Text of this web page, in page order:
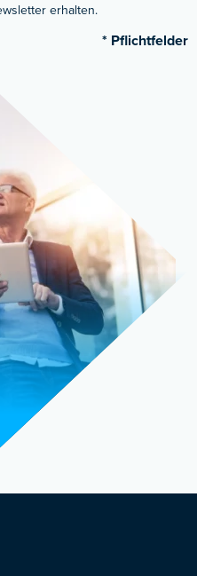
erhalten.
* Pflichtfelder